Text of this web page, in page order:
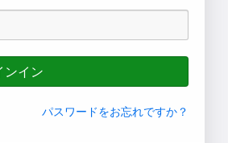
ンイン
パスワードをお忘れですか？